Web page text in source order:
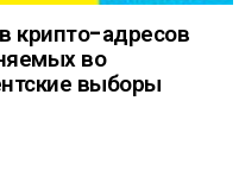
крипто-адресов
во
выборы